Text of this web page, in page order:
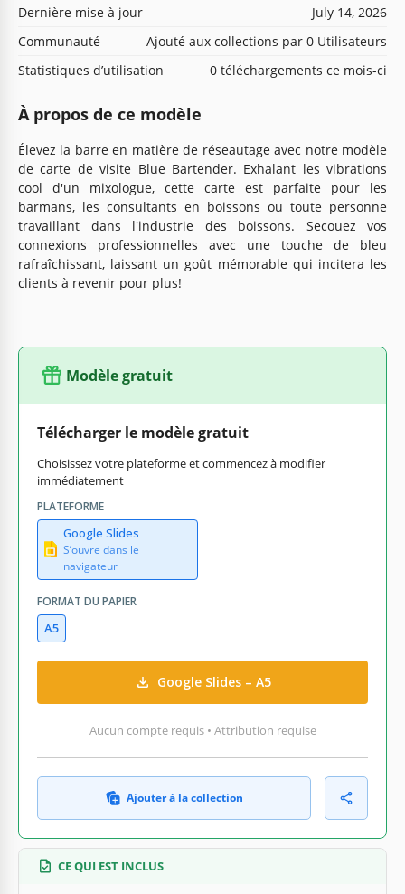
Dernière mise à jour
July 14, 2026
Communauté
Ajouté aux collections par 0 Utilisateurs
Statistiques d’utilisation
0 téléchargements ce mois-ci
À propos de ce modèle
Élevez la barre en matière de réseautage avec notre modèle
de carte de visite Blue Bartender. Exhalant les vibrations
cool d'un mixologue, cette carte est parfaite pour les
barmans, les consultants en boissons ou toute personne
travaillant dans l'industrie des boissons. Secouez vos
connexions professionnelles avec une touche de bleu
rafraîchissant, laissant un goût mémorable qui incitera les
clients à revenir pour plus!
Modèle gratuit
Télécharger le modèle gratuit
Choisissez votre plateforme et commencez à modifier
immédiatement
PLATEFORME
Google Slides
S’ouvre dans le
navigateur
FORMAT DU PAPIER
A5
Google Slides – A5
Aucun compte requis • Attribution requise
Ajouter à la collection
CE QUI EST INCLUS